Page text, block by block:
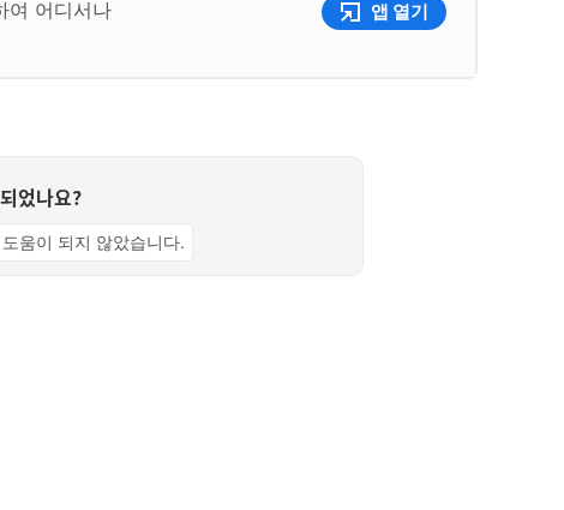
여 어디서나
앱 열기
었나요?
움이 되지 않았습니다.